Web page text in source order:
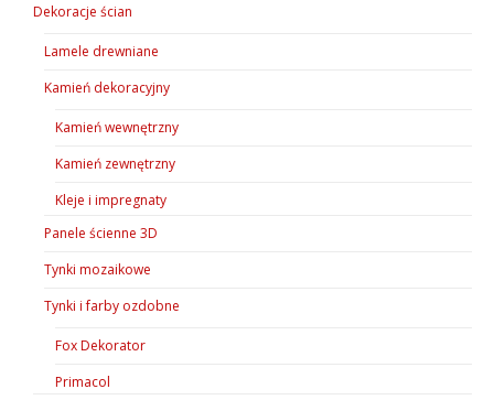
Dekoracje ścian
Lamele drewniane
Kamień dekoracyjny
Kamień wewnętrzny
Kamień zewnętrzny
Kleje i impregnaty
Panele ścienne 3D
Tynki mozaikowe
Tynki i farby ozdobne
Fox Dekorator
Primacol